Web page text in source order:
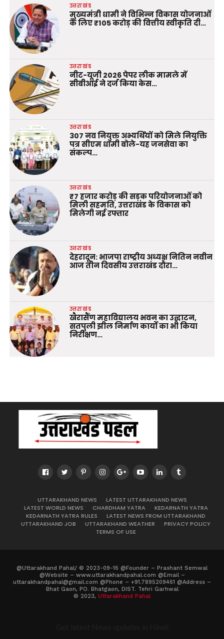
उत्तराखंड
मुख्यमंत्री धामी ने विभिन्न विकास योजनाओं
के लिए ₹105 करोड़ की वित्तीय स्वीकृति दी…
उत्तराखंड
नीट-यूजी 2026 पेपर लीक मामले में
सीबीआई ने दर्ज किया केस…
उत्तराखंड
307 नव नियुक्त अभ्यर्थियों को मिले नियुक्ति
पत्र सीएम धामी बोले-यह जनसेवा का
संकल्प…
उत्तराखंड
₹7 हजार करोड़ की सड़क परियोजनाओं को
मिली सहमति, उत्तराखंड के विकास को
मिलेगी नई रफ्तार
उत्तराखंड
देहरादून: भाजपा राष्ट्रीय अध्यक्ष नितिन नवीन
आज तीन दिवसीय उत्तराखंड दौरा…
उत्तराखंड
खैरासैंण महाविद्यालय भवन का उद्घाटन,
सतपुली झील निर्माण कार्यों का भी किया
निरीक्षण…
UTTARAKHAND NEWS
LATEST UTTARAKHAND NEWS
LATEST WORLD NEWS
CHARDHAM YATRA
KEDARNATH YATRA
KEDARNATH YATRA RULES
LATEST NEWS FROM UTTARAKHAND
UTTARAKHAND JOB
UTTARAKHAND WEATHER
PRIVACY POLICY
TERMS OF USE
@Uttarakhand Pahal/ © 2023-09-16 @Founder – Prashant Semwal
@Website – www.uttarakhandpahal.com @Email –
uttarakhandpahal@gmail.com @Phone – +91.7895209461 @Address –
Bhat Gaon, PO. Bhatgaon, DIST. Tehri Garhwal
© 2023, Uttarakhand Pahal